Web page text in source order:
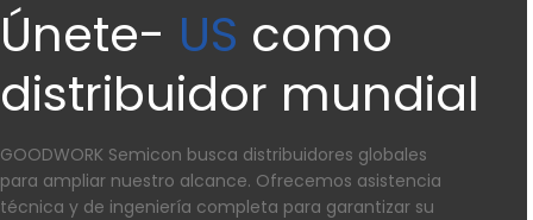
Únete- US como
distribuidor mundial
GOODWORK Semicon busca distribuidores globales
para ampliar nuestro alcance. Ofrecemos asistencia
técnica y de ingeniería completa para garantizar su